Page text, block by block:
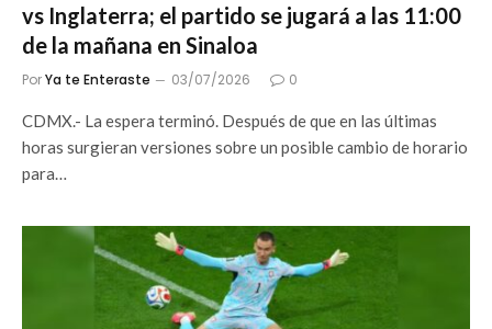
vs Inglaterra; el partido se jugará a las 11:00
de la mañana en Sinaloa
PorYa te Enteraste 03/07/2026 0
CDMX.- La espera terminó. Después de que en las últimas
horas surgieran versiones sobre un posible cambio de horario
para…